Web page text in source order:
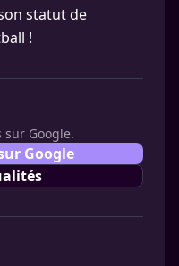
statut de
!
sur Google.
Google